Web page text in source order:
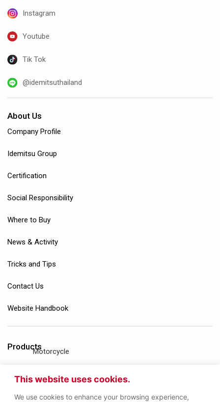
This website uses cookies.
We use cookies to enhance your browsing experience,
Instagram
Youtube
Tik Tok
@idemitsuthailand
About Us
Company Profile
Idemitsu Group
Certification
Social Responsibility
Where to Buy
News & Activity
Tricks and Tips
Contact Us
Website Handbook
ProductsMotorcycle
Gasoline Engine